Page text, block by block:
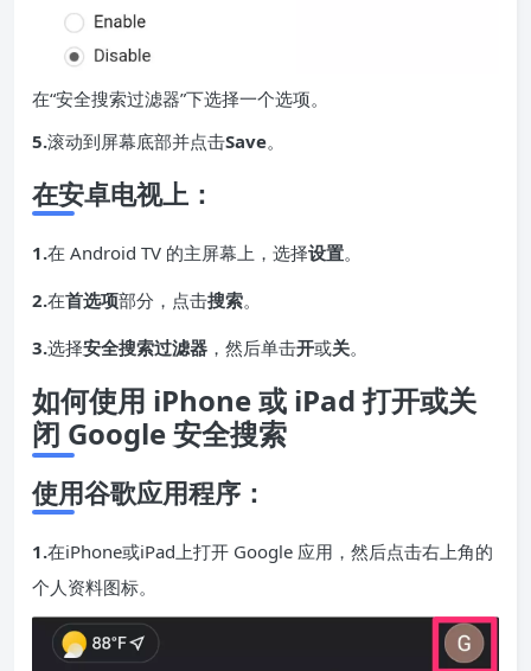
在“安全搜索过滤器”下选择一个选项。
5.滚动到屏幕底部并点击Save。
在安卓电视上：
1.在 Android TV 的主屏幕上，选择设置。
2.在首选项部分，点击搜索。
3.选择安全搜索过滤器 ，然后单击开或关。
如何使用 iPhone 或 iPad 打开或关
闭 Google 安全搜索
使用谷歌应用程序：
1.在iPhone或iPad上打开 Google 应用，然后点击右上角的
个人资料图标。